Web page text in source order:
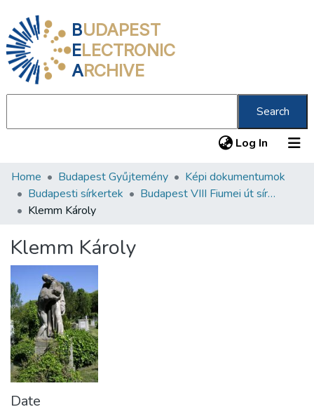
BUDAPEST
ELECTRONIC
ARCHIVE
Search
Log In (current)
Communities & Collections
All of DSpace
About us
Home Budapest Gyűjtemény
Képi dokumentumok
Budapesti sírkertek
Budapest VIII Fiumei út sírkert 2. rész
Klemm Károly
Klemm Károly
Date